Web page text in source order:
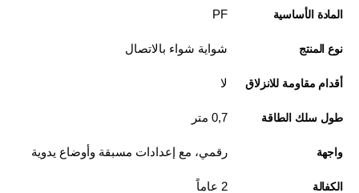
المادة الأساسية PF
نوع المنتج شواية شواء بالاتصال
أقدام مقاومة للانزلاق لا
طول سلك الطاقة 0,7 متر
واجهة رقمي، مع إعدادات مسبقة وأوضاع يدوية
الكفالة 2 عاماً